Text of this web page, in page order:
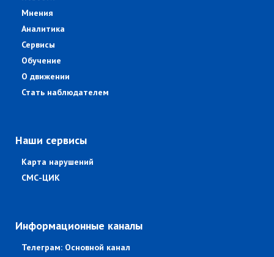
Мнения
Аналитика
Сервисы
Обучение
О движении
Стать наблюдателем
Наши сервисы
Карта нарушений
СМС-ЦИК
Информационные каналы
Телеграм: Основной канал